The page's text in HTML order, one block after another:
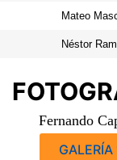
Mateo
Néstor
Fernando
GALERÍA